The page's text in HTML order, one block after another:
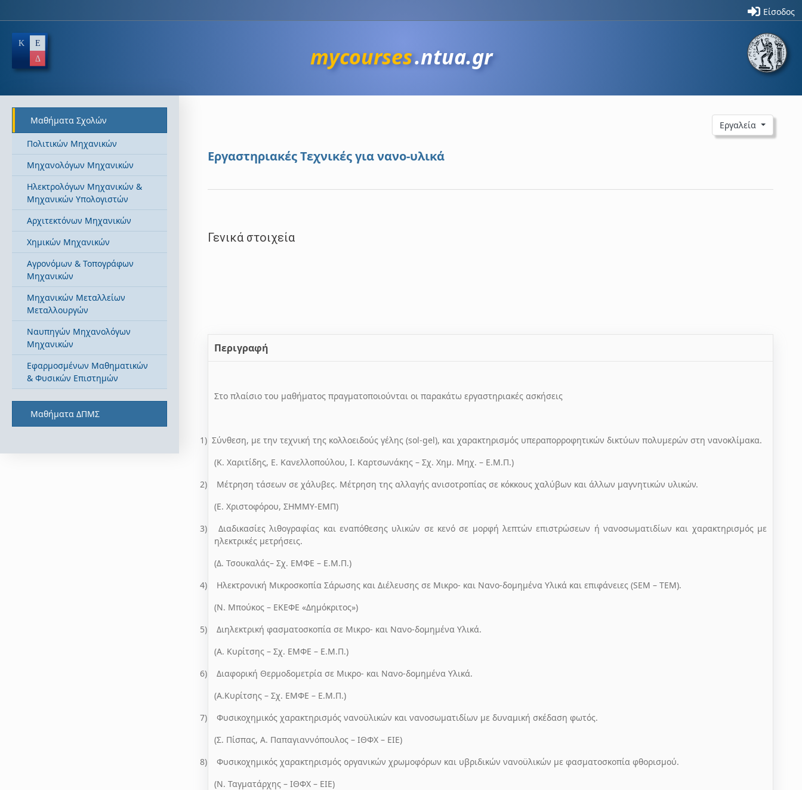
Μαθήματα Σχολών
Πολιτικών Μηχανικών
Μηχανολόγων Μηχανικών
Ηλεκτρολόγων Μηχανικών &
Μηχανικών Υπολογιστών
Αρχιτεκτόνων Μηχανικών
Χημικών Μηχανικών
Αγρονόμων & Τοπογράφων
Μηχανικών
Μηχανικών Μεταλλείων
Μεταλλουργών
Ναυπηγών Μηχανολόγων
Μηχανικών
Εφαρμοσμένων Μαθηματικών
& Φυσικών Επιστημών
Μαθήματα ΔΠΜΣ
Είσοδος
mycourses.ntua.gr
Εργαλεία
Εργαστηριακές Τεχνικές για νανο-υλικά
Γενικά στοιχεία
Περιγραφή
Στο πλαίσιο του μαθήματος πραγματοποιούνται οι παρακάτω εργαστηριακές ασκήσεις
1) Σύνθεση, με την τεχνική της κολλοειδούς γέλης (sol-gel), και χαρακτηρισμός υπεραπορροφητικών δικτύων πολυμερών στη νανοκλίμακα.
(Κ. Χαριτίδης, Ε. Κανελλοπούλου, Ι. Καρτσωνάκης – Σχ. Χημ. Μηχ. – Ε.Μ.Π.)
2)
Μέτρηση τάσεων σε χάλυβες. Μέτρηση της αλλαγής ανισοτροπίας σε κόκκους χαλύβων και άλλων μαγνητικών υλικών.
(Ε. Χριστοφόρου, ΣΗΜΜΥ-ΕΜΠ)
3)
Διαδικασίες λιθογραφίας και εναπόθεσης υλικών σε κενό σε μορφή λεπτών επιστρώσεων ή νανοσωματιδίων και χαρακτηρισμός με
ηλεκτρικές μετρήσεις.
(Δ. Τσουκαλάς– Σχ. ΕΜΦΕ – Ε.Μ.Π.)
4)
Ηλεκτρονική Μικροσκοπία Σάρωσης και Διέλευσης σε Μικρο- και Νανο-δομημένα Υλικά και επιφάνειες (SEM – TEM).
(Ν. Μπούκος – ΕΚΕΦΕ «Δημόκριτος»)
5)
Διηλεκτρική φασματοσκοπία σε Μικρο- και Νανο-δομημένα Υλικά.
(Α. Κυρίτσης – Σχ. ΕΜΦΕ – Ε.Μ.Π.)
6)
Διαφορική Θερμοδομετρία σε Μικρο- και Νανο-δομημένα Υλικά.
(Α.Κυρίτσης – Σχ. ΕΜΦΕ – Ε.Μ.Π.)
7)
Φυσικοχημικός χαρακτηρισμός νανοϋλικών και νανοσωματιδίων με δυναμική σκέδαση φωτός.
(Σ. Πίσπας, Α. Παπαγιαννόπουλος – ΙΘΦΧ – ΕΙΕ)
8)
Φυσικοχημικός χαρακτηρισμός οργανικών χρωμοφόρων και υβριδικών νανοϋλικών με φασματοσκοπία φθορισμού.
(Ν. Ταγματάρχης – ΙΘΦΧ – ΕΙΕ)